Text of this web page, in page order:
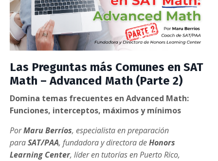
Las Preguntas más Comunes en SAT
Math – Advanced Math (Parte 2)
Domina temas frecuentes en Advanced Math:
Funciones, interceptos, máximos y mínimos
PorMaru Berríos, especialista en preparación
paraSAT/PAA, fundadora y directora deHonors
Learning Center, líder en tutorías en Puerto Rico,